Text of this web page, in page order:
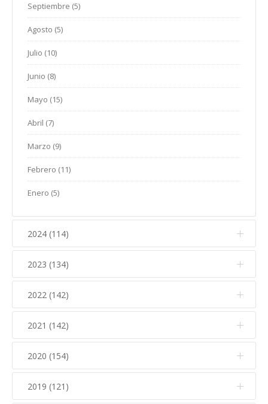
Septiembre (5)
Agosto (5)
Julio (10)
Junio (8)
Mayo (15)
Abril (7)
Marzo (9)
Febrero (11)
Enero (5)
2024 (114)
Diciembre (10)
Noviembre (14)
Octubre (16)
Septiembre (7)
Agosto (7)
Julio (5)
2023 (134)
Diciembre (11)
Noviembre (12)
Octubre (17)
Septiembre (10)
Agosto (6)
2022 (142)
Diciembre (15)
Noviembre (15)
Octubre (6)
Septiembre (8)
2021 (142)
Diciembre (6)
Noviembre (16)
2020 (154)
Diciembre (8)
2019 (121)